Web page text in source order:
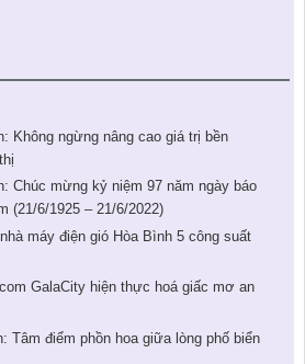
Không ngừng nâng cao giá trị bền
Chúc mừng kỷ niệm 97 năm ngày báo
(21/6/1925 – 21/6/2022)
máy điện gió Hòa Bình 5 công suất
GalaCity hiện thực hoá giấc mơ an
Tâm điểm phồn hoa giữa lòng phố biển